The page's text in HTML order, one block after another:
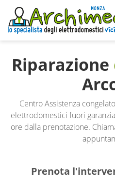
Riparazione
Centro Assistenza
elettrodomestici fuori
ore dalla prenotazione.
Prenota